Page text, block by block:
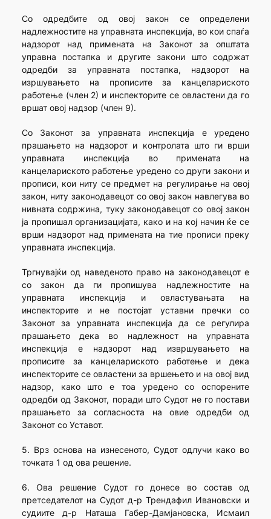
Со одредбите од овој закон се определени
надлежностите на управната инспекција, во кои спаѓа
надзорот над примената на Законот за општата
управна постапка и другите закони што содржат
одредби за управната постапка, надзорот на
изршувањето на прописите за канцелариското
работење (член 2) и инспекторите се овластени да го
вршат овој надзор (член 9).
Со Законот за управната инспекција е уредено
прашањето на надзорот и контролата што ги врши
управната инспекција во примената на
канцелариското работење уредено со други закони и
прописи, кои ниту се предмет на регулирање на овој
закон, ниту законодавецот со овој закон навлегува во
нивната содржина, туку законодавецот со овој закон
ја пропишал организацијата, како и на кој начин ќе се
врши надзорот над примената на тие прописи преку
управната инспекција.
Тргнувајќи од наведеното право на законодавецот е
со закон да ги пропишува надлежностите на
управната инспекција и овластувањата на
инспекторите и не постојат уставни пречки со
Законот за управната инспекција да се регулира
прашањето дека во надлежност на управната
инспекција е надзорот над извршувањето на
прописите за канцелариското работење и дека
инспекторите се овластени за вршењето и на овој вид
надзор, како што е тоа уредено со оспорените
одредби од Законот, поради што Судот не го постави
прашањето за согласноста на овие одредби од
Законот со Уставот.
5. Врз основа на изнесеното, Судот одлучи како во
точката 1 од ова решение.
6. Ова решение Судот го донесе во состав од
претседателот на Судот д-р Трендафил Ивановски и
судиите д-р Наташа Габер-Дамјановска, Исмаил